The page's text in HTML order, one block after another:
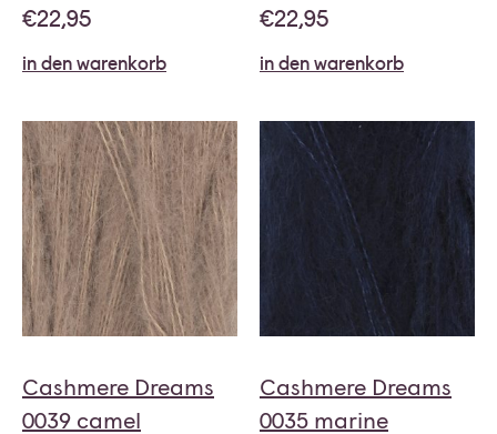
€22,95
in den warenkorb
€22,95
in den warenkorb
Cashmere Dreams
0039 camel
Cashmere Dreams
0035 marine